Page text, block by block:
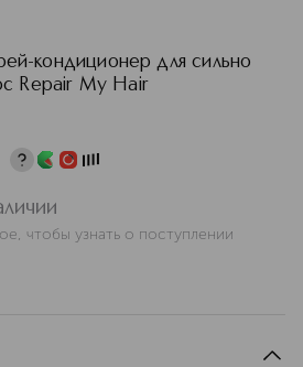
кондиционер для сильно
Repair My Hair
чтобы узнать о поступлении